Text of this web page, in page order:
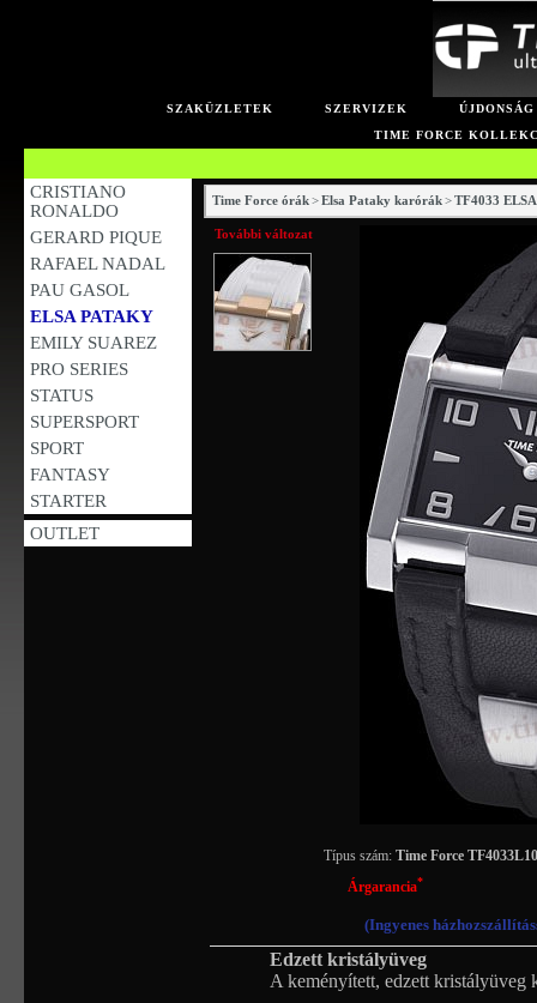
SZAKÜZLETEK SZERVIZEK
ÚJDONSÁG
TIME FORCE
CRISTIANO
RONALDO
GERARD PIQUE
RAFAEL NADAL
PAU GASOL
ELSA PATAKY
EMILY SUAREZ
PRO SERIES
STATUS
SUPERSPORT
SPORT
FANTASY
STARTER
OUTLET
Time Force órák>Elsa Pataky karórák>TF4033
További változat
Típus szám: Time Force
Árgarancia*
(Ingyenes
Edzett kristályüveg
A keményített, edzett kristályüveg